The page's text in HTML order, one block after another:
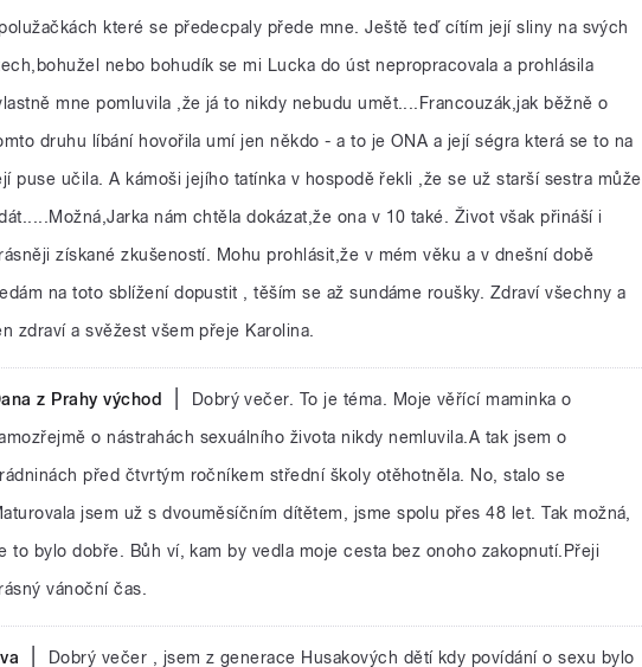
které se předecpaly přede mne. Ještě teď cítím její sliny na svých
nebo bohudík se mi Lucka do úst nepropracovala a prohlásila
mne pomluvila ,že já to nikdy nebudu umět....Francouzák,jak běžně o
druhu líbání hovořila umí jen někdo - a to je ONA a její ségra která se to na
puse učila. A kámoši jejího tatínka v hospodě řekli ,že se už starší sestra může
nám chtěla dokázat,že ona v 10 také. Život však přináší i
získané zkušeností. Mohu prohlásit,že v mém věku a v dnešní době
na toto sblížení dopustit , těším se až sundáme roušky. Zdraví všechny a
zdraví a svěžest všem přeje Karolina.
z Prahy východ
Dobrý večer. To je téma. Moje věřící maminka o
o nástrahách sexuálního života nikdy nemluvila.A tak jsem o
před čtvrtým ročníkem střední školy otěhotněla. No, stalo se
jsem už s dvouměsíčním dítětem, jsme spolu přes 48 let. Tak možná,
to bylo dobře. Bůh ví, kam by vedla moje cesta bez onoho zakopnutí.Přeji
vánoční čas.
Dobrý večer , jsem z generace Husakových dětí kdy povídání o sexu bylo